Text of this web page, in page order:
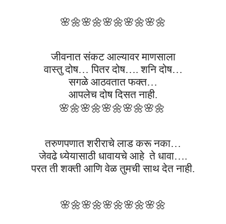
🌸🌼🌸🌼🌸🌼🌸🌼🌸🌼
जीवनात संकट आल्यावर माणसाला
वास्तु दोष… पितर दोष…. शनि दोष…
सगळे आठवतात फक्त…
आपलेच दोष दिसत नाही.
🌸🌼🌸🌼🌸🌼🌸🌼🌸🌼
तरुणपणात शरीराचे लाड करू नका…
जेवढे ध्येयासाठी धावायचे आहे ते धावा….
परत ती शक्ती आणि वेळ तुमची साथ देत नाही.
🌸🌼🌸🌼🌸🌼🌸🌼🌸🌼